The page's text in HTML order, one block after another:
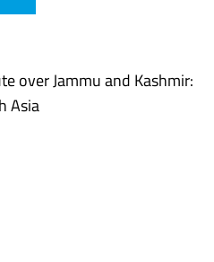
over Jammu and Kashmir:
Asia